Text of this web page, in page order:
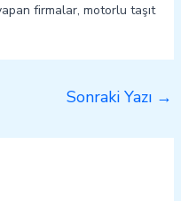
firmalar, motorlu taşıt
Sonraki Yazı →